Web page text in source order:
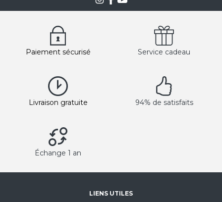
Paiement sécurisé Service cadeau
Livraison gratuite 94% de satisfaits
Échange 1 an
LIENS UTILES